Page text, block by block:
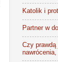
Katolik i
Partner w
Czy